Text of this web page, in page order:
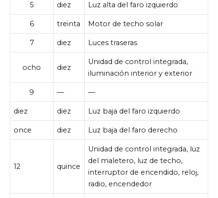
5 diez Luz alta del faro izquierdo
6 treinta Motor de techo solar
7 diez Luces traseras
ocho diez
Unidad de control integrada,
iluminación interior y exterior
9 — —
diez diez Luz baja del faro izquierdo
once diez Luz baja del faro derecho
12 quince
Unidad de control integrada, luz
del maletero, luz de techo,
interruptor de encendido, reloj,
radio, encendedor